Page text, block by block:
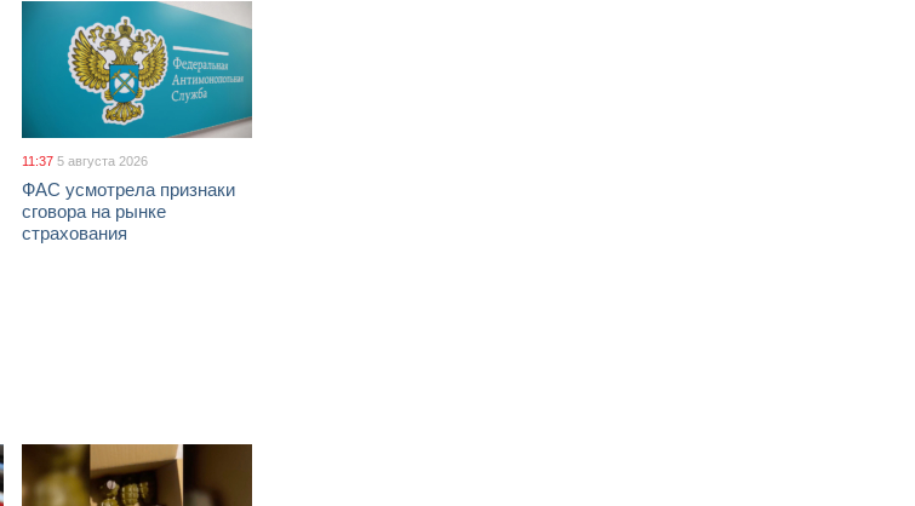
11:37 5 августа 2026
ФАС усмотрела признаки
сговора на рынке
страхования